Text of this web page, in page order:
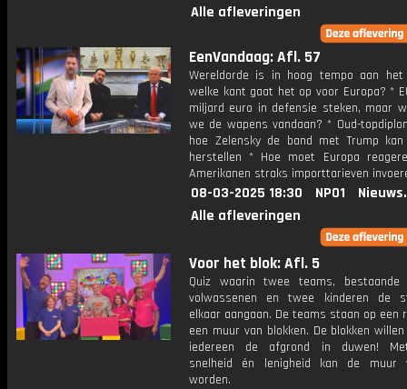
Alle afleveringen
EenVandaag: Afl. 57
Wereldorde is in hoog tempo aan het
welke kant gaat het op voor Europa? *
miljard euro in defensie steken, maar
we de wapens vandaan? * Oud-
hoe Zelensky de band met Trump
herstellen * Hoe moet Europa
Amerikanen straks importtarieven
08-03-2025 18:30 NPO1
Alle afleveringen
Voor het blok: Afl. 5
Quiz waarin twee teams,
volwassenen en twee kinderen de
elkaar aangaan. De teams staan op een
een muur van blokken. De blokken
iedereen de afgrond in duwen!
snelheid én lenigheid kan de muur
worden.